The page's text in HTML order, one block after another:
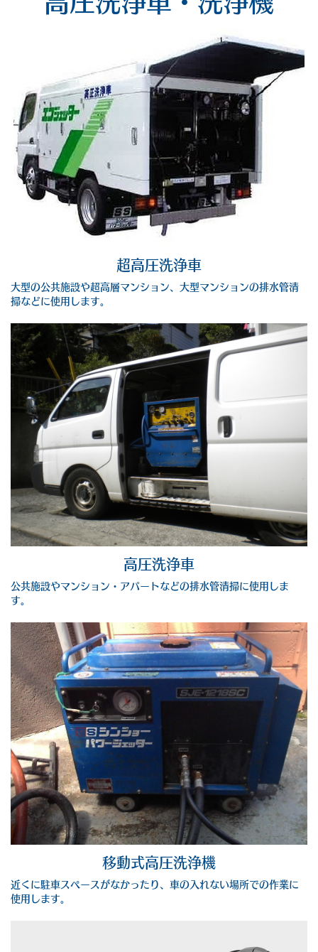
超高圧洗浄車
大型の公共施設や超高層マンション、大型マンションの排水管清
掃などに使用します。
高圧洗浄車
公共施設やマンション・アパートなどの排水管清掃に使用しま
す。
移動式高圧洗浄機
近くに駐車スペースがなかったり、車の入れない場所での作業に
使用します。